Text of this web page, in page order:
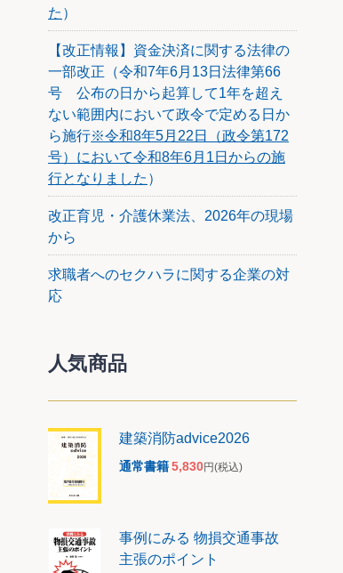
た ）
【改正情報】資金決済に関する法律の
一部改正（令和7年6月13日法律第66
号 公布の日から起算して1年を超え
ない範囲内において政令で定める日か
ら施行※令和8年5月22日（政令第172
号）において令和8年6月1日からの施
行となりました ）
改正育児・介護休業法、2026年の現場
から
求職者へのセクハラに関する企業の対
応
人気商品
建築消防advice2026
通常書籍5,830円(税込)
事例にみる 物損交通事故
主張のポイント